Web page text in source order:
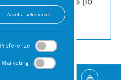
Inox New Wave (10
per cfz)
Forchetta Tavola
Accetta selezionati
Preferenze
Marketing